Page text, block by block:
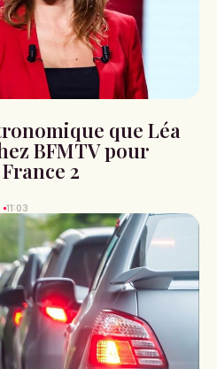
que Léa
BFMTV pour
2
11:03